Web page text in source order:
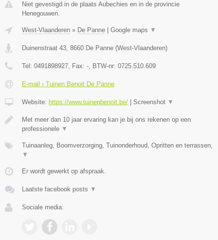
Niet gevestigd in de plaats Aubechies en in de provincie
Henegouwen.
West-Vlaanderen » De Panne Google maps ▼
Duinenstraat 43, 8660 De Panne (West-Vlaanderen)
Tel: 0491898927, Fax: -, BTW-nr: 0725.510.609
E-mail › Tuinen Benoit De Panne
Website: https://www.tuinenbenoit.be/ Screenshot ▼
Met meer dan 10 jaar ervaring kan je bij ons rekenen op een
professionele ▼
Tuinaanleg, Boomverzorging, Tuinonderhoud, Opritten en terrassen,
▼
Er wordt gewerkt op afspraak.
Laatste facebook posts ▼
Sociale media: